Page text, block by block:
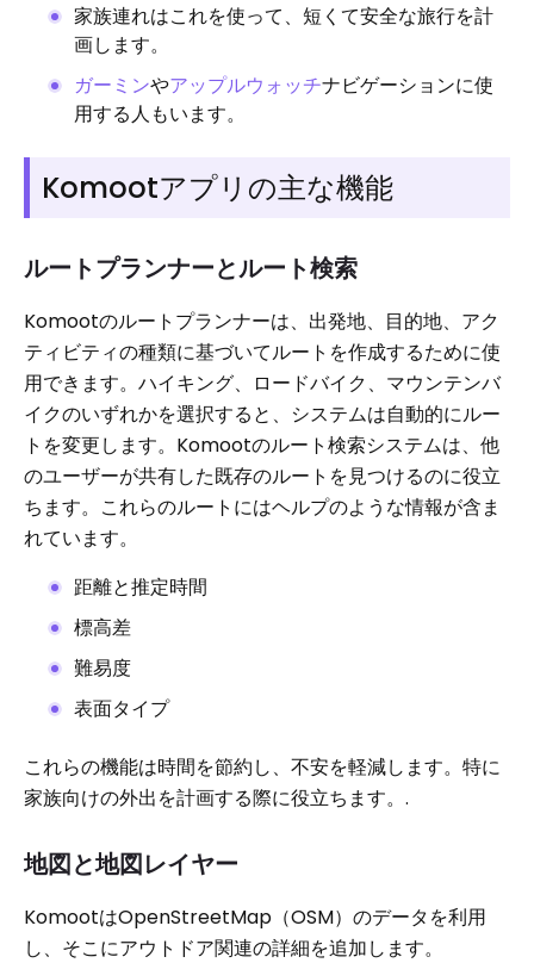
家族連れはこれを使って、短くて安全な旅行を計
画します。
ガーミンやアップルウォッチナビゲーションに使
用する人もいます。
Komootアプリの主な機能
ルートプランナーとルート検索
Komootのルートプランナーは、出発地、目的地、アク
ティビティの種類に基づいてルートを作成するために使
用できます。ハイキング、ロードバイク、マウンテンバ
イクのいずれかを選択すると、システムは自動的にルー
トを変更します。Komootのルート検索システムは、他
のユーザーが共有した既存のルートを見つけるのに役立
ちます。これらのルートにはヘルプのような情報が含ま
れています。
距離と推定時間
標高差
難易度
表面タイプ
これらの機能は時間を節約し、不安を軽減します。特に
家族向けの外出を計画する際に役立ちます。.
地図と地図レイヤー
KomootはOpenStreetMap（OSM）のデータを利用
し、そこにアウトドア関連の詳細を追加します。